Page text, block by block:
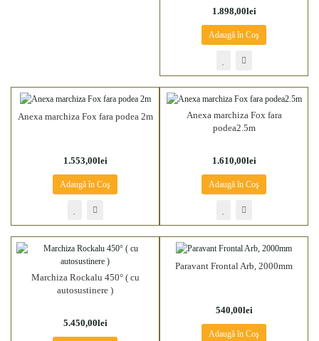
1.898,00lei
Adaugă în Coş
Anexa marchiza Fox fara podea 2m
1.553,00lei
Adaugă în Coş
Anexa marchiza Fox fara
podea2.5m
1.610,00lei
Adaugă în Coş
Marchiza Rockalu 450° ( cu
autosustinere )
5.450,00lei
Paravant Frontal Arb, 2000mm
540,00lei
Adaugă în Coş